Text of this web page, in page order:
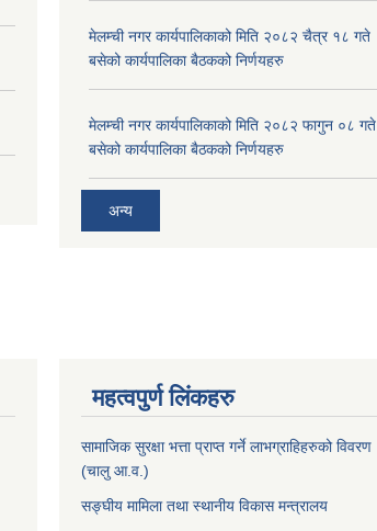
मेलम्ची नगर कार्यपालिकाको मिति २०८२ चैत्र १८ गते
बसेको कार्यपालिका बैठकको निर्णयहरु
मेलम्ची नगर कार्यपालिकाको मिति २०८२ फागुन ०८ गते
बसेको कार्यपालिका बैठकको निर्णयहरु
अन्य
महत्वपुर्ण लिंकहरु
सामाजिक सुरक्षा भत्ता प्राप्त गर्ने लाभग्राहिहरुको विवरण
(चालु आ.व.)
सङ्घीय मामिला तथा स्थानीय विकास मन्त्रालय